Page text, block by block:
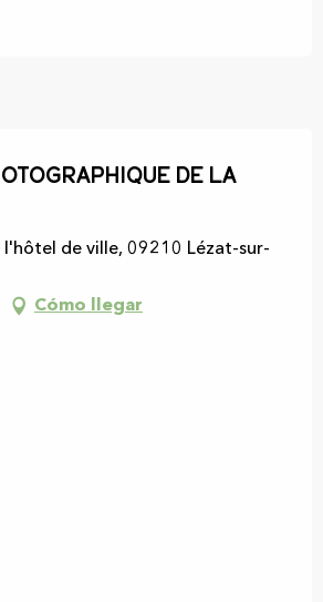
de la
l'hôtel de ville, 09210 Lézat-sur-
Cómo llegar